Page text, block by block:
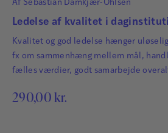
Af Sebastian Damkjær-Ohlsen
Ledelse af kvalitet i
Kvalitet og god ledelse hænger
fx om sammenhæng mellem mål,
fælles værdier, godt samarbejde
290,00 kr.